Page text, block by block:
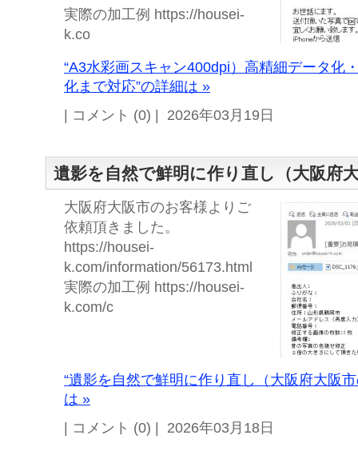
実際の加工例 https://housei-
k.co
“A3水彩画スキャン400dpi）高精細データ化
化まで対応”の詳細は »
| コメント (0) | 2026年03月19日
遺影を自然で鮮明に作り直し（大阪府
大阪府大阪市のお客様よりご
依頼頂きました。
https://housei-
k.com/information/56173.html
実際の加工例 https://housei-
k.com/c
“遺影を自然で鮮明に作り直し（大阪府大阪
は »
| コメント (0) | 2026年03月18日